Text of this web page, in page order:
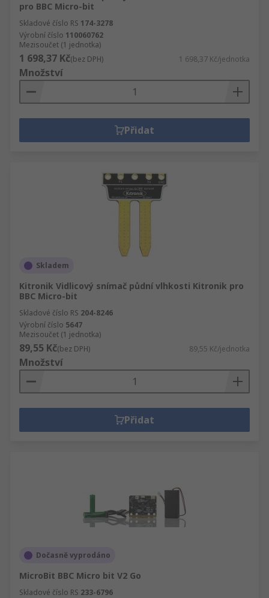
pro BBC Micro-bit
Skladové číslo RS 174-3278
Výrobní číslo 110060762
Mezisoučet (1 jednotka)
1 698,37 Kč(bez DPH) 1 698,37 Kč/jednotka
Množství
Přidat
Skladem
Kitronik Vidlicový snímač půdní vlhkosti Kitronik pro
BBC Micro-bit
Skladové číslo RS 204-8246
Výrobní číslo 5647
Mezisoučet (1 jednotka)
89,55 Kč(bez DPH) 89,55 Kč/jednotka
Množství
Přidat
Dočasně vyprodáno
MicroBit BBC Micro bit V2 Go
Skladové číslo RS 233-6796